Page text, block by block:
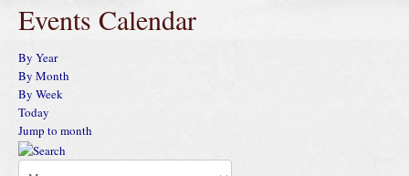
Events Calendar
By Year
By Month
By Week
Today
Jump to month